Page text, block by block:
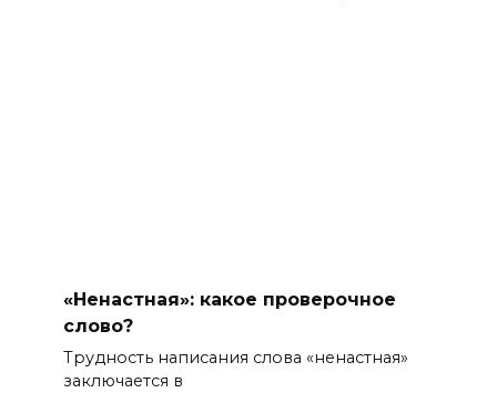
«Ненастная»: какое проверочное
слово?
Трудность написания слова «ненастная»
заключается в